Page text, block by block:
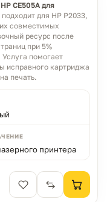
CE505A для
подходит для HP P2033,
совместимых
ресурс после
при 5%
Услуга помогает
исправного картриджа
печать.
принтера